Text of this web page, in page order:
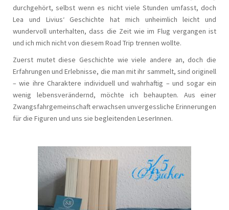
durchgehört, selbst wenn es nicht viele Stunden umfasst, doch
Lea und Livius‘ Geschichte hat mich unheimlich leicht und
wundervoll unterhalten, dass die Zeit wie im Flug vergangen ist
und ich mich nicht von diesem Road Trip trennen wollte.
Zuerst mutet diese Geschichte wie viele andere an, doch die
Erfahrungen und Erlebnisse, die man mit ihr sammelt, sind originell
– wie ihre Charaktere individuell und wahrhaftig – und sogar ein
wenig lebensverändernd, möchte ich behaupten. Aus einer
Zwangsfahrgemeinschaft erwachsen unvergessliche Erinnerungen
für die Figuren und uns sie begleitenden LeserInnen.